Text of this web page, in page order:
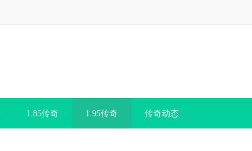
1.85传奇 1.95传奇 传奇动态